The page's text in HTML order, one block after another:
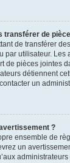
transférer de
de transférer
par utilisateur. Les
de pièces jointes
détiennent
un
?
ensemble de
un